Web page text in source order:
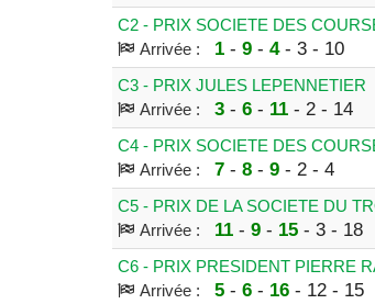
C2 - PRIX SOCIETE DES
Arrivée :
1- 9- 4- 3 - 10
C3 - PRIX JULES LEPENNETIER
Arrivée :
3- 6- 11- 2 - 14
C4 - PRIX SOCIETE DES
Arrivée :
7- 8- 9- 2 - 4
C5 - PRIX DE LA SOCIETE DU
Arrivée :
11- 9- 15- 3 - 18
C6 - PRIX PRESIDENT PIERRE
Arrivée :
5- 6- 16- 12 - 15